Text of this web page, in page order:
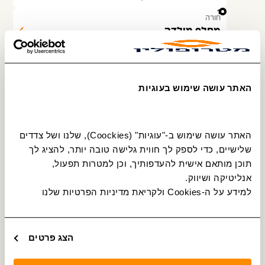
האתר עושה שימוש בעוגיות
אנליטיקה ושיווק.
למידע על ה-Cookies ולקריאת מדיניות הפרטיות שלנו
הצג פרטים
18
חורה
מחלף מולדה
תחנה מס׳ 16475
כסיפה
תחנה מס׳ 16052 איסוף והורדה
תחנה מס׳ 16476 איסוף והורדה
21
כסיפה
כסייפה אבו רביעה
תחנה מס׳ 11345
22
צומת כסייפה